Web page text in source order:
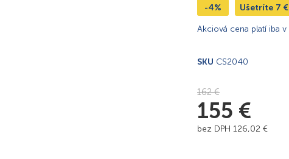
-4% Ušetríte 7 €
Akciová cena platí iba v
SKU CS2040
162€
155 €
bez DPH 126,02 €